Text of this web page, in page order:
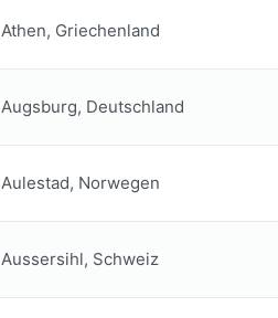
Athen, Griechenland
Augsburg, Deutschland
Aulestad, Norwegen
Aussersihl, Schweiz